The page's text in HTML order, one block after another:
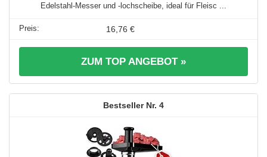
Edelstahl-Messer und -lochscheibe, ideal für Fleisc ...
16,76 €
ZUM TOP ANGEBOT »
4